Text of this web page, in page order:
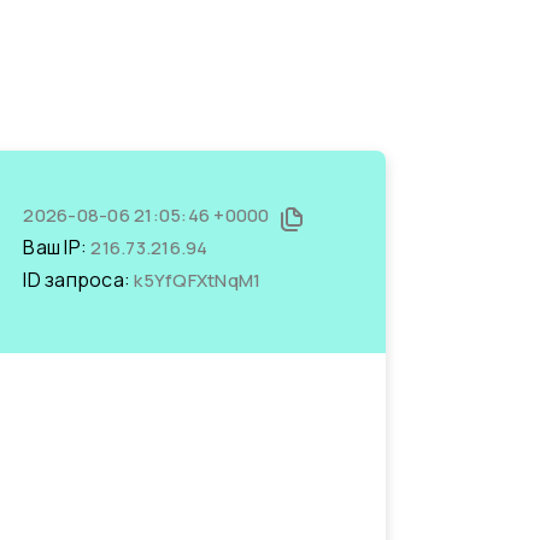
2026-08-06 21:05:46 +0000
Ваш IP:216.73.216.94
ID запроса:k5YfQFXtNqM1